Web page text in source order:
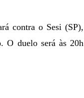
contra o Sesi (SP),
O duelo será às 20h